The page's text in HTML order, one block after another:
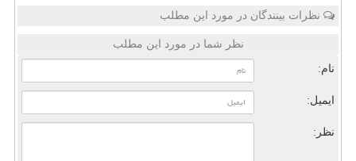
نظرات بینندگان در مورد این مطلب
نظر شما در مورد این مطلب
نام:
ایمیل:
نظر: